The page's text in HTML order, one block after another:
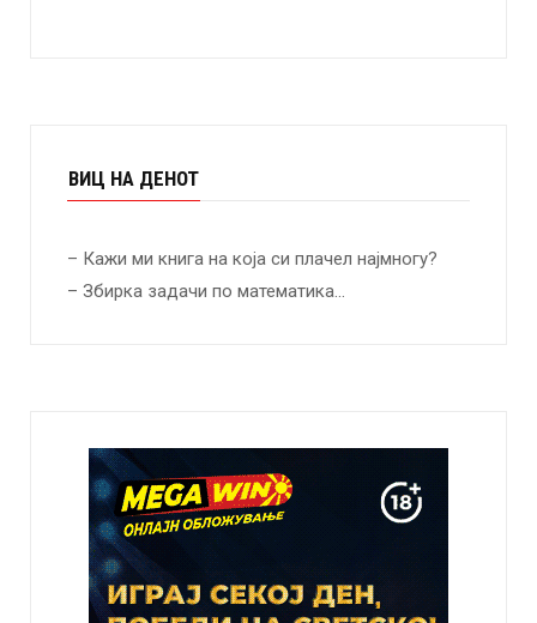
ВИЦ НА ДЕНОТ
– Кажи ми книга на која си плачел најмногу?
– Збирка задачи по математика…